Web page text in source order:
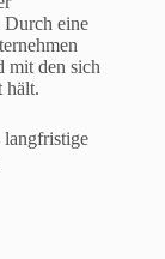
Durch eine
mit den sich
hält.
langfristige